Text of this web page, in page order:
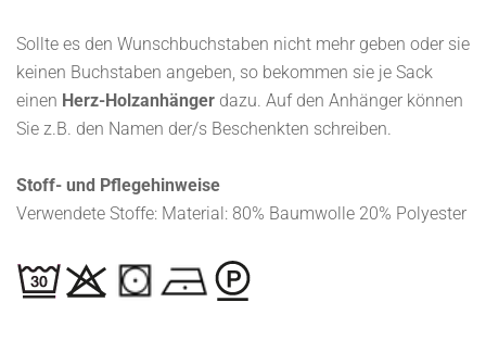
Sollte es den Wunschbuchstaben nicht mehr geben oder sie
keinen Buchstaben angeben, so bekommen sie je Sack
einen Herz-Holzanhänger dazu. Auf den Anhänger können
Sie z.B. den Namen der/s Beschenkten schreiben.
Stoff- und Pflegehinweise
Verwendete Stoffe: Material: 80% Baumwolle 20% Polyester